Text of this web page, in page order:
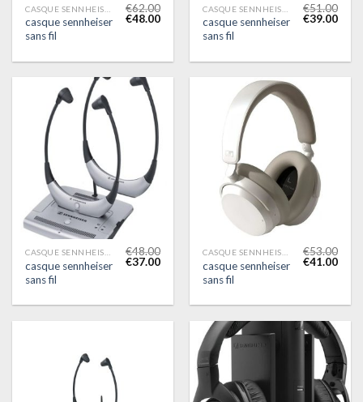
casque sennheiser
sans fil
€62.00
€48.00
casque sennheiser
sans fil
€51.00
€39.00
casque sennheiser
sans fil
€48.00
€37.00
casque sennheiser
sans fil
€53.00
€41.00